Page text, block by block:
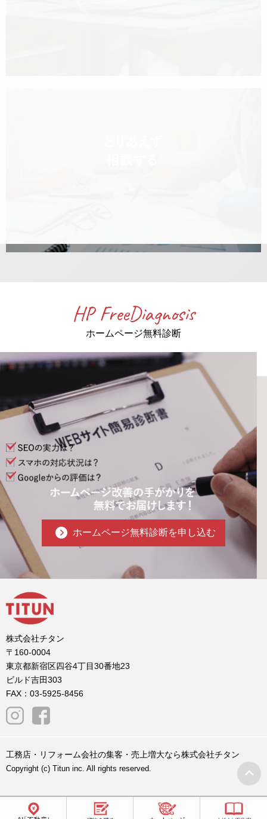
HP FreeDiagnosis
ホームページ無料診断
ホームページ無料診断を申し込む
株式会社チタン
〒160-0004
東京都新宿区四谷4丁目30番地23
ビルド吉田303
FAX：03-5925-8456
工務店・リフォーム会社の集客・売上増大なら株式会社チタン
Copyright (c) Titun inc. All rights reserved.